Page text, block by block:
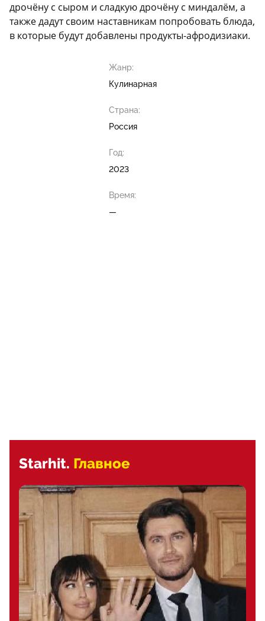
дрочёну с сыром и сладкую дрочёну с миндалём, а
также дадут своим наставникам попробовать блюда,
в которые будут добавлены продукты-афродизиаки.
Жанр:
Кулинарная
Страна:
Россия
Год:
2023
Время:
—
Starhit. Главное